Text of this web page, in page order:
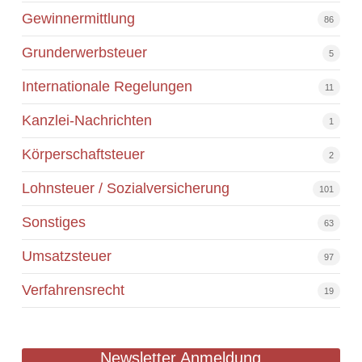
Gewinnermittlung 86
Grunderwerbsteuer 5
Internationale Regelungen 11
Kanzlei-Nachrichten 1
Körperschaftsteuer 2
Lohnsteuer / Sozialversicherung 101
Sonstiges 63
Umsatzsteuer 97
Verfahrensrecht 19
Newsletter Anmeldung